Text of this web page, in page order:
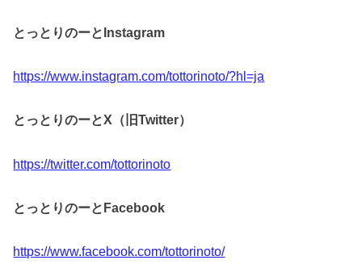
とっとりのーとInstagram
https://www.instagram.com/tottorinoto/?hl=ja
とっとりのーとX（旧Twitter）
https://twitter.com/tottorinoto
とっとりのーとFacebook
https://www.facebook.com/tottorinoto/